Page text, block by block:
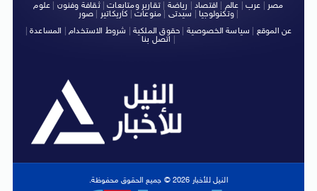
مصر عرب عالم اقتصاد رياضة |تقارير ومتابعات|ثقافة وفنون
علوم
وتكنولوجيا| سيدتى منوعات كاريكاتير صور
|
عن الموقع
سياسة الخصوصية حقوق الملكية شروط الاستخدام| المساعدة|
اتصل بنا
النيل للأخبار 2026 © جميع الحقوق محفوظة.